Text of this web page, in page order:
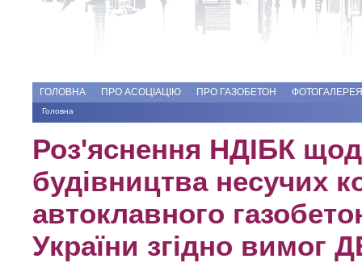
ГОЛОВНА ПРО АСОЦІАЦІЮ ПРО ГАЗОБЕТОН ФОТОГАЛЕРЕЯ
Ви є тут
Головна
Роз'яснення НДІБК
будівництва несучих
автоклавного
України згідно вимог